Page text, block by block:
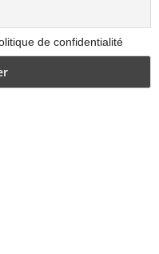
de confidentialité